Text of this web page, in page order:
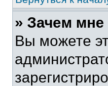
» Зачем мне
Вы можете